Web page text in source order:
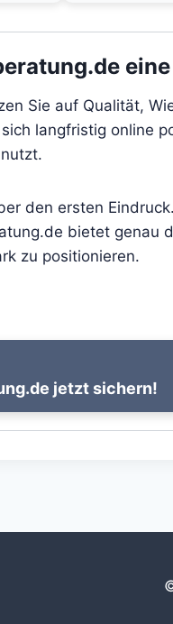
Sie auf Qualität,
langfristig online
den ersten
bietet genau
zu positionieren.
jetzt sichern!